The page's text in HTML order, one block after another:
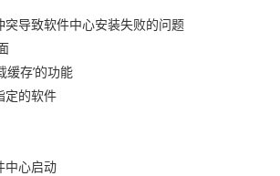
突导致软件中心安装失败的问题
缓存’的功能
定的软件
中心启动